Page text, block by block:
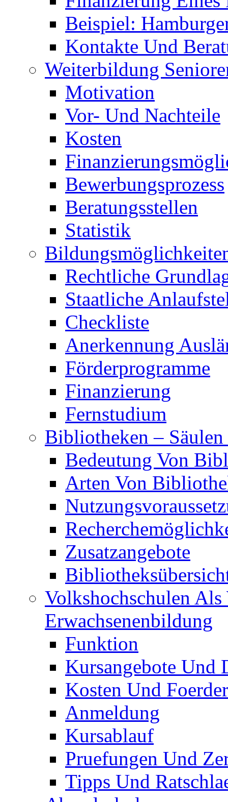
Beispiel:
Kontakte Und
Weiterbildung
Motivation
Vor- Und Nachteile
Kosten
Bewerbungsprozess
Beratungsstellen
Statistik
Rechtliche
Staatliche
Checkliste
Anerkennung
Förderprogramme
Finanzierung
Fernstudium
Bibliotheken – Säulen
Bedeutung Von
Arten Von
Zusatzangebote
Volkshochschulen
Erwachsenenbildung
Funktion
Kursangebote Und
Kosten Und
Anmeldung
Kursablauf
Pruefungen Und
Tipps Und